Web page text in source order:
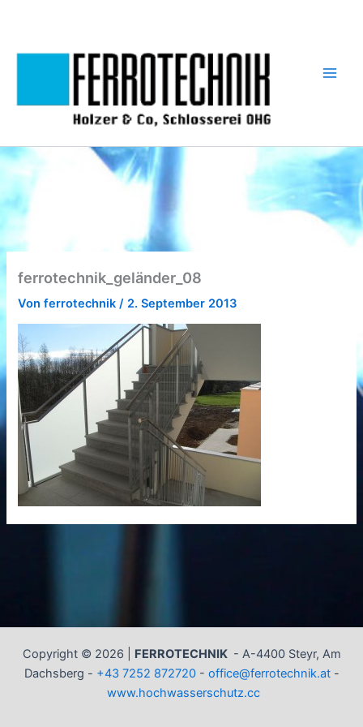
ferrotechnik_geländer_08
Vonferrotechnik / 2. September 2013
Copyright © 2026 | FERROTECHNIK - A-4400 Steyr, Am
Dachsberg - +43 7252 872720- office@ferrotechnik.at-
www.hochwasserschutz.cc